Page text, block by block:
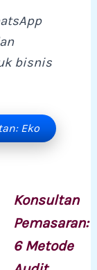
bisnis
Eko
Konsultan
Pemasaran:
6 Metode